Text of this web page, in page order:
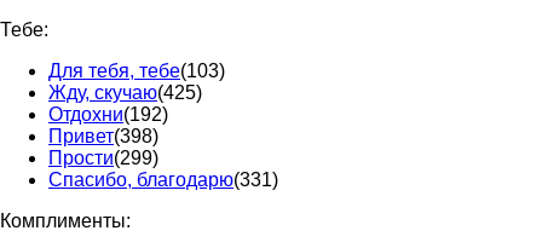
Тебе:
Для тебя, тебе(103)
Жду, скучаю(425)
Отдохни(192)
Привет(398)
Прости(299)
Спасибо, благодарю(331)
Комплименты: